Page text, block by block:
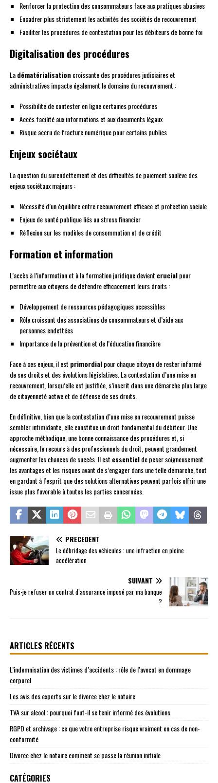
Renforcer la protection des consommateurs face aux pratiques abusives
Encadrer plus strictement les activités des sociétés de recouvrement
Faciliter les procédures de contestation pour les débiteurs de bonne foi
Digitalisation des procédures
Ladématérialisation croissante des procédures judiciaires et
administratives impacte également le domaine du recouvrement :
Possibilité de contester en ligne certaines procédures
Accès facilité aux informations et aux documents légaux
Risque accru de fracture numérique pour certains publics
Enjeux sociétaux
La question du surendettement et des difficultés de paiement soulève des
enjeux sociétaux majeurs :
Nécessité d’un équilibre entre recouvrement efficace et protection sociale
Enjeux de santé publique liés au stress financier
Réflexion sur les modèles de consommation et de crédit
Formation et information
L’accès à l’information et à la formation juridique devient crucialpour
permettre aux citoyens de défendre efficacement leurs droits :
Développement de ressources pédagogiques accessibles
Rôle croissant des associations de consommateurs et d’aide aux
personnes endettées
Importance de la prévention et de l’éducation financière
Face à ces enjeux, il est primordialpour chaque citoyen de rester informé
de ses droits et des évolutions législatives. La contestation d’une mise en
recouvrement, lorsqu’elle est justifiée, s’inscrit dans une démarche plus large
de citoyenneté active et de défense de ses droits.
En définitive, bien que la contestation d’une mise en recouvrement puisse
sembler intimidante, elle constitue un droit fondamental du débiteur. Une
approche méthodique, une bonne connaissance des procédures et, si
nécessaire, le recours à des professionnels du droit, peuvent grandement
augmenter les chances de succès. Il est essentielde peser soigneusement
les avantages et les risques avant de s’engager dans une telle démarche, tout
en gardant à l’esprit que des solutions alternatives peuvent parfois offrir une
issue plus favorable à toutes les parties concernées.
PRÉCÉDENT
Le débridage des véhicules : une infraction en pleine
accélération
SUIVANT
Puis-je refuser un contrat d’assurance imposé par ma banque
?
ARTICLES RÉCENTS
L’indemnisation des victimes d’accidents : rôle de l’avocat en dommage
corporel
Les avis des experts sur le divorce chez le notaire
TVA sur alcool : pourquoi faut-il se tenir informé des évolutions
RGPD et archivage : ce que votre entreprise risque vraiment en cas de non-
conformité
Divorce chez le notaire comment se passe la réunion initiale
CATÉGORIES